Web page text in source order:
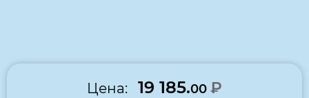
Цена: 19 185.00 ₽